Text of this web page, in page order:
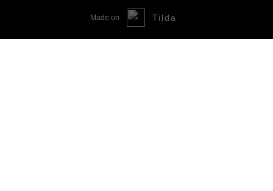
Made on Tilda